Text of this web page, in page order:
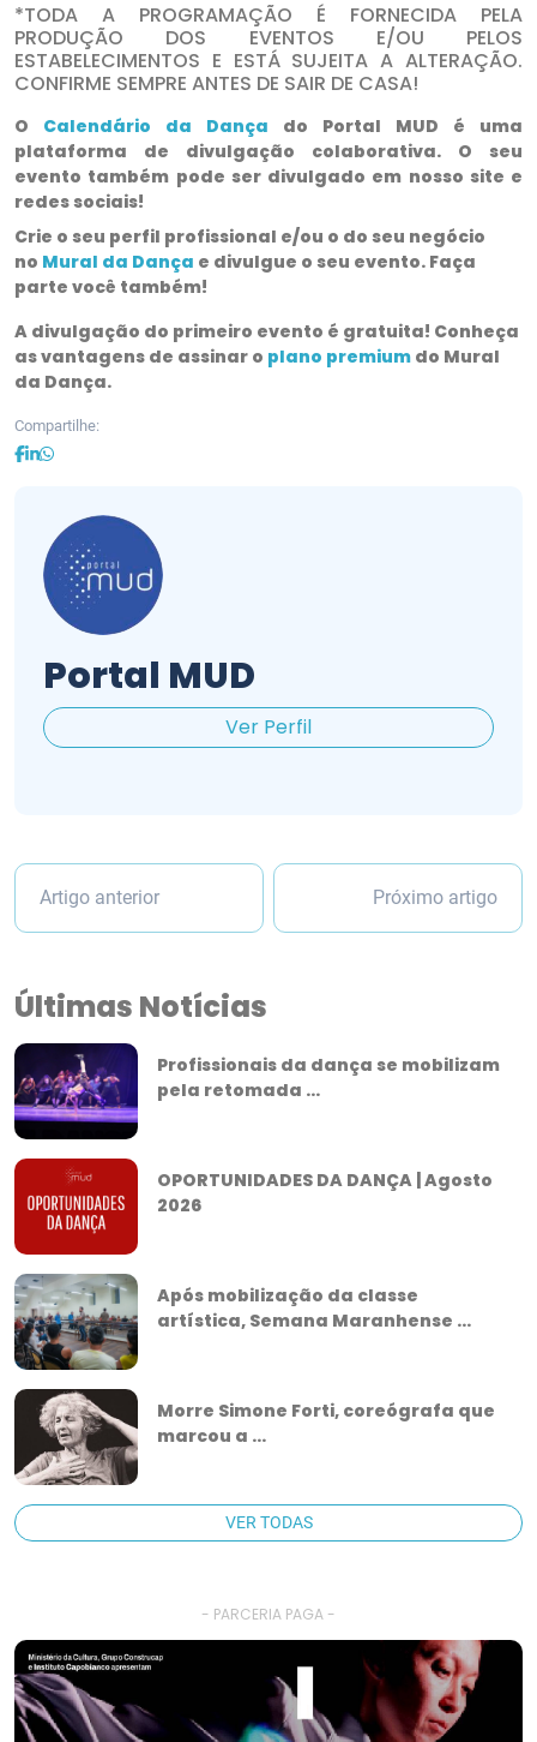
*TODA A PROGRAMAÇÃO É FORNECIDA PELA
PRODUÇÃO DOS EVENTOS E/OU PELOS
ESTABELECIMENTOS E ESTÁ SUJEITA A ALTERAÇÃO.
CONFIRME SEMPRE ANTES DE SAIR DE CASA!
O Calendário da Dança do Portal MUD é uma
plataforma de divulgação colaborativa. O seu
evento também pode ser divulgado em nosso site e
redes sociais!
Crie o seu perfil profissional e/ou o do seu negócio
no Mural da Dança e divulgue o seu evento. Faça
parte você também!
A divulgação do primeiro evento é gratuita! Conheça
as vantagens de assinar o plano premium do Mural
da Dança.
Compartilhe:
Portal MUD
Ver Perfil
Artigo anterior Próximo artigo
Últimas Notícias
Profissionais da dança se mobilizam
pela retomada ...
OPORTUNIDADES DA DANÇA | Agosto
2026
Após mobilização da classe
artística, Semana Maranhense ...
Morre Simone Forti, coreógrafa que
marcou a ...
VER TODAS
- PARCERIA PAGA -